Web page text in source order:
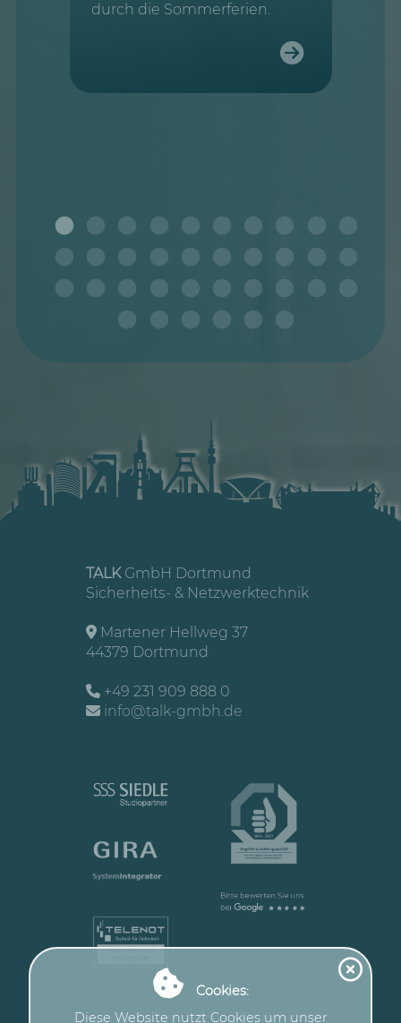
durch die Sommerferien.
TALKGmbH Dortmund
Sicherheits- & Netzwerktechnik
Martener Hellweg 37
44379 Dortmund
+49 231 909 888 0
info@talk-gmbh.de
Cookies:
Diese Website nutzt Cookies um unser